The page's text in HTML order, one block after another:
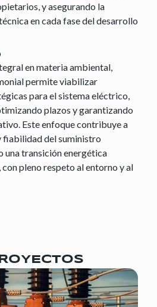
y asegurando la
en cada fase del desarrollo
en materia ambiental,
permite viabilizar
para el sistema eléctrico,
plazos y garantizando
Este enfoque contribuye a
fiabilidad del suministro
una transición energética
pleno respeto al entorno y al